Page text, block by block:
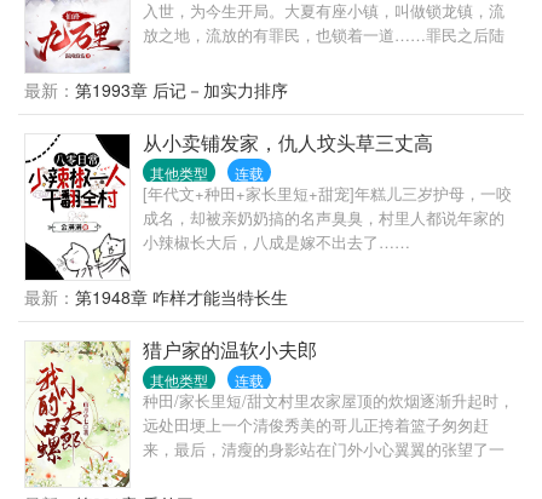
入世，为今生开局。大夏有座小镇，叫做锁龙镇，流
放之地，流放的有罪民，也锁着一道……罪民之后陆
尊壶。梦中岁月长，壶里乾坤大。一路前行，画过九
尾狐妖的脸儿，推开过酆都的门，亲眼所见炸开了石
头蹦出了猿……天门不高，且留人间。原来那接引万
族修行者过天门的人，竟然是她。（慢热，点看绝不
后悔。”
最新： 第1993章 后记－加实力排序
从小卖铺发家，仇人坟头草三丈高
其他类型 连载
[年代文+种田+家长里短+甜宠]年糕儿三岁护母，一咬
成名，却被亲奶奶搞的名声臭臭，村里人都说年家的
小辣椒长大后，八成是嫁不出去了……
最新： 第1948章 咋样才能当特长生
猎户家的温软小夫郎
其他类型 连载
种田/家长里短/甜文村里农家屋顶的炊烟逐渐升起时，
远处田埂上一个清俊秀美的哥儿正挎着篮子匆匆赶
来，最后，清瘦的身影站在门外小心翼翼的张望了一